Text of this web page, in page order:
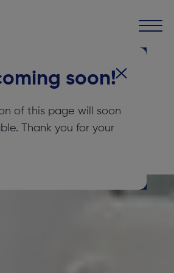
soon!
of this page will soon
Thank you for your
Liège-